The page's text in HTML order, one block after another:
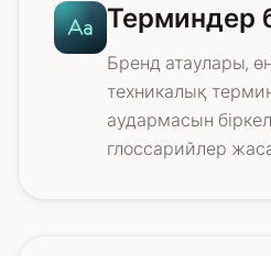
Терминдер
Бренд атаулары,
техникалық
аудармасын
глоссарийлер